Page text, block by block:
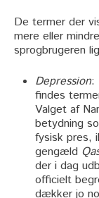
De termer der
mere eller
sprogbrugeren
Depression:
findes
Valget af
betydning
fysisk pres,
gengæld
der i dag
officielt
dækker jo